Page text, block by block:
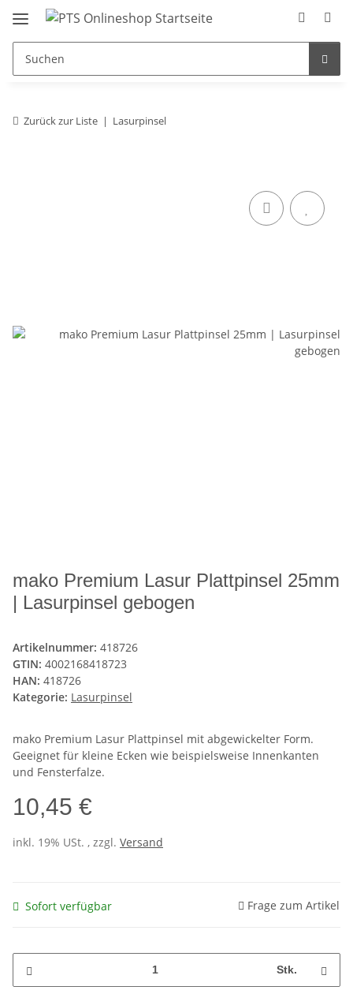
Zurück zur Liste Lasurpinsel
mako Premium Lasur Plattpinsel 25mm
| Lasurpinsel gebogen
Artikelnummer: 418726
GTIN: 4002168418723
HAN: 418726
Kategorie: Lasurpinsel
mako Premium Lasur Plattpinsel mit abgewickelter Form.
Geeignet für kleine Ecken wie beispielsweise Innenkanten
und Fensterfalze.
10,45 €
inkl. 19% USt. , zzgl. Versand
Sofort verfügbar Frage zum Artikel
Stk.